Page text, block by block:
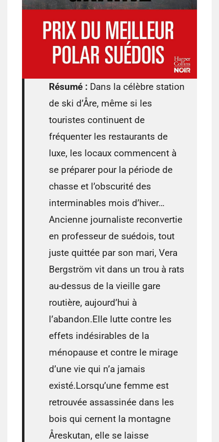
Résumé : Dans la célèbre station
de ski d’Åre, même si les
touristes continuent de
fréquenter les restaurants de
luxe, les locaux commencent à
se préparer pour la période de
chasse et l’obscurité des
interminables mois d’hiver…
Ancienne journaliste reconvertie
en professeur de suédois, tout
juste quittée par son mari, Vera
Bergström vit dans un trou à rats
au-dessus de la vieille gare
routière, aujourd’hui à
l’abandon.Elle lutte contre les
effets indésirables de la
ménopause et contre le mirage
d’une vie qui n’a jamais
existé.Lorsqu’une femme est
retrouvée assassinée dans les
bois qui cernent la montagne
Åreskutan, elle se laisse